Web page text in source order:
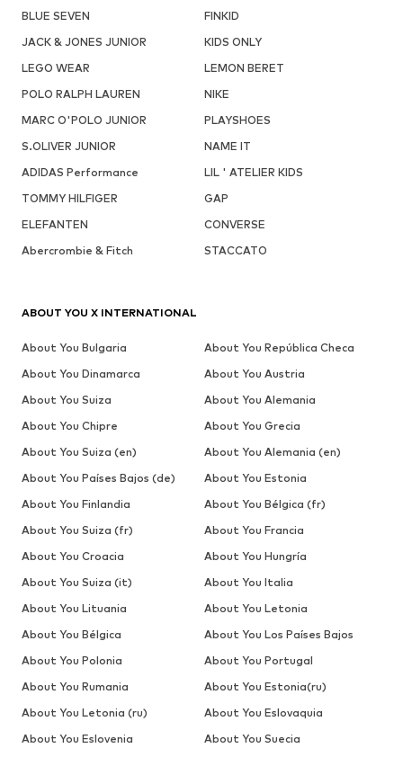
BLUE SEVEN
FINKID
JACK & JONES JUNIOR
KIDS ONLY
LEGO WEAR
LEMON BERET
POLO RALPH LAUREN
NIKE
MARC O'POLO JUNIOR
PLAYSHOES
S.OLIVER JUNIOR
NAME IT
ADIDAS Performance
LIL ' ATELIER KIDS
TOMMY HILFIGER
GAP
ELEFANTEN
CONVERSE
Abercrombie & Fitch
STACCATO
ABOUT YOU X INTERNATIONAL
About You Bulgaria
About You República Checa
About You Dinamarca
About You Austria
About You Suiza
About You Alemania
About You Chipre
About You Grecia
About You Suiza (en)
About You Alemania (en)
About You Países Bajos (de)
About You Estonia
About You Finlandia
About You Bélgica (fr)
About You Suiza (fr)
About You Francia
About You Croacia
About You Hungría
About You Suiza (it)
About You Italia
About You Lituania
About You Letonia
About You Bélgica
About You Los Países Bajos
About You Polonia
About You Portugal
About You Rumania
About You Estonia(ru)
About You Letonia (ru)
About You Eslovaquia
About You Eslovenia
About You Suecia